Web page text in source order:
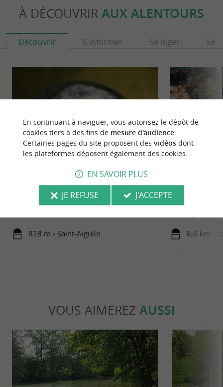
À DÉCOUVRIR AUX ALENTOURS
Découvrir S'informer Se loger Se
Sur la commune de Saint-Aigulin, au cœur de la
Haute Saintonge, les Chemins des Cistudes vous
828 m - Saint-Aigulin
Le site
avec son décor
8,6 km -
VOUS AIMEREZ AUSSI
En continuant à naviguer, vous autorisez le dépôt de
cookies tiers à des fins de mesure d'audience.
Certaines pages du site proposent des vidéosdont
les plateformes déposent également des cookies.
EN SAVOIR PLUS
JE REFUSE
J'ACCEPTE